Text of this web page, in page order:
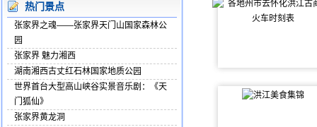
热门景点
张家界之魂——张家界天门山国家森林公
园
张家界 魅力湘西
湖南湘西古丈红石林国家地质公园
世界首台大型高山峡谷实景音乐剧：《天
门狐仙》
张家界黄龙洞